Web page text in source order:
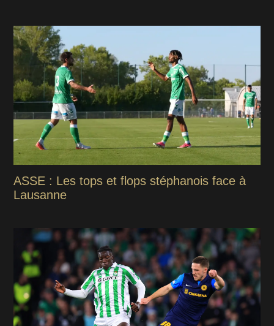
ASSE : Les tops et flops stéphanois face à
Lausanne